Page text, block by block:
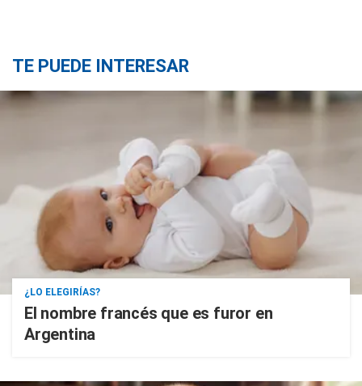
TE PUEDE INTERESAR
¿LO ELEGIRÍAS?
El nombre francés que es furor en
Argentina